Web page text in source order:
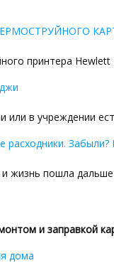
принтера Hewlett
или в учреждении
Забыли?
жизнь пошла
и заправкой
дома